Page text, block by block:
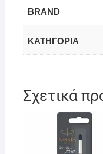
BRAND
ΚΑΤΗΓΟΡΙΑ
Σχετικά